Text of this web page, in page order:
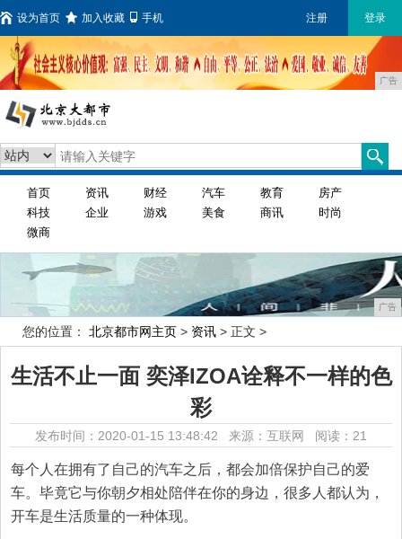
设为首页 加入收藏 手机 注册 登录
广告
首页 资讯 财经 汽车 教育
房产
科技
企业 游戏 美食 商讯
时尚
微商
广告
您的位置： 北京都市网主页 > 资讯 > 正文 >
生活不止一面 奕泽IZOA诠释不一样的色
彩
发布时间：2020-01-15 13:48:42 来源：互联网 阅读：21
每个人在拥有了自己的汽车之后，都会加倍保护自己的爱
车。毕竟它与你朝夕相处陪伴在你的身边，很多人都认为，
开车是生活质量的一种体现。